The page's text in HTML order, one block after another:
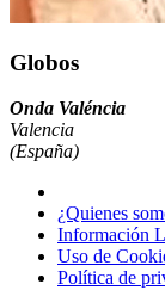
Globos
Onda Valéncia
Valencia
(España)
¿Quienes
Información
Uso de
Política de